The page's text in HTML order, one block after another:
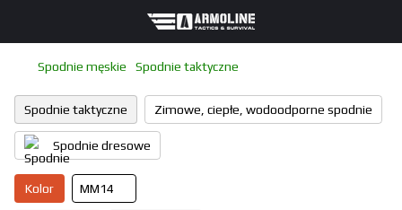
Spodnie męskie Spodnie taktyczne
Spodnie taktyczne Zimowe, ciepłe, wodoodporne spodnie
Spodnie dresowe
Kolor ММ14